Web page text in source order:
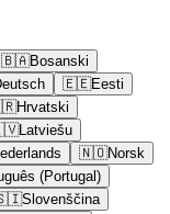
🇧🇦Bosanski
🇪🇪Eesti
Hrvatski
Latviešu
🇳🇴Norsk
(Portugal)
Slovenščina